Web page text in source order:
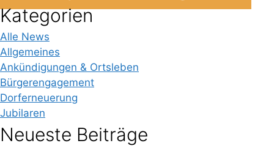
Kategorien
Alle News
Allgemeines
Ankündigungen & Ortsleben
Bürgerengagement
Dorferneuerung
Jubilaren
Neueste Beiträge